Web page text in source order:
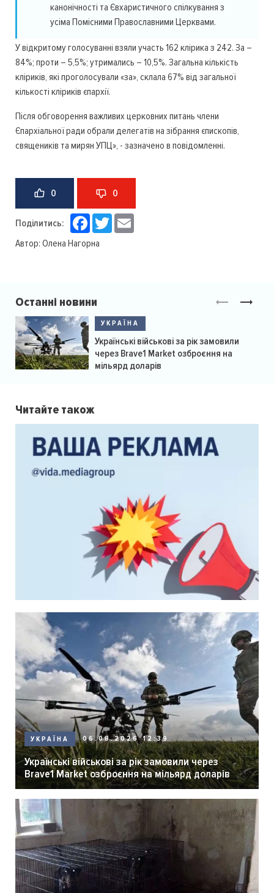
канонічності та Євхаристичного спілкування з
усіма Помісними Православними Церквами.
У відкритому голосуванні взяли участь 162 клірика з 242. За –
84%; проти – 5,5%; утримались – 10,5%. Загальна кількість
кліриків, які проголосували «за», склала 67% від загальної
кількості кліриків єпархії.
Після обговорення важливих церковних питань члени
Єпархіальної ради обрали делегатів на зібрання єпископів,
священиків та мирян УПЦ», - зазначено в повідомленні.
0 0
Поділитись: Facebook
Twitter
Автор: Олена Нагорна
Останні новини
УКРАЇНА
Українські військові за рік замовили
через Brave1 Market озброєння на
мільярд доларів
Читайте також
УКРАЇНА 06.08.2026 12:39
Українські військові за рік замовили через
Brave1 Market озброєння на мільярд доларів